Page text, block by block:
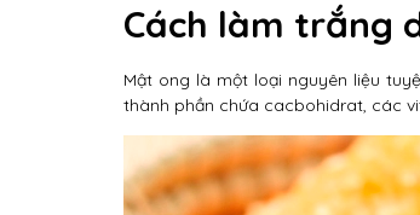
Cách làm trắng
Mật ong là một loại nguyên liệu
thành phần chứa cacbohidrat, các